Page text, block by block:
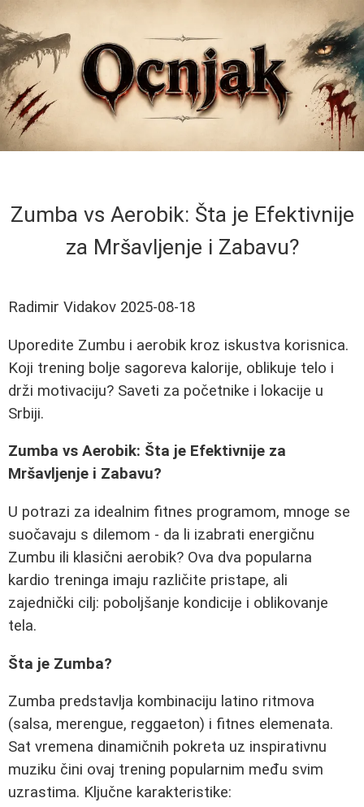
Zumba vs Aerobik: Šta je Efektivnije
za Mršavljenje i Zabavu?
Radimir Vidakov 2025-08-18
Uporedite Zumbu i aerobik kroz iskustva korisnica.
Koji trening bolje sagoreva kalorije, oblikuje telo i
drži motivaciju? Saveti za početnike i lokacije u
Srbiji.
Zumba vs Aerobik: Šta je Efektivnije za
Mršavljenje i Zabavu?
U potrazi za idealnim fitnes programom, mnoge se
suočavaju s dilemom - da li izabrati energičnu
Zumbu ili klasični aerobik? Ova dva popularna
kardio treninga imaju različite pristape, ali
zajednički cilj: poboljšanje kondicije i oblikovanje
tela.
Šta je Zumba?
Zumba predstavlja kombinaciju latino ritmova
(salsa, merengue, reggaeton) i fitnes elemenata.
Sat vremena dinamičnih pokreta uz inspirativnu
muziku čini ovaj trening popularnim među svim
uzrastima. Ključne karakteristike: